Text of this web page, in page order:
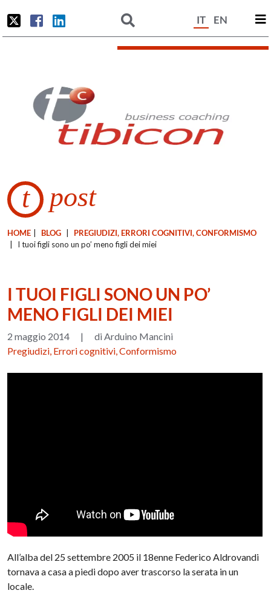
IT EN
t post
HOME BLOG
PREGIUDIZI, ERRORI COGNITIVI, CONFORMISMO
I tuoi figli sono un po’ meno figli dei miei
I TUOI FIGLI SONO UN PO’
MENO FIGLI DEI MIEI
2 maggio 2014 |
di Arduino Mancini
Pregiudizi, Errori cognitivi, Conformismo
All’alba del 25 settembre 2005 il 18enne Federico Aldrovandi
tornava a casa a piedi dopo aver trascorso la serata in un
locale.